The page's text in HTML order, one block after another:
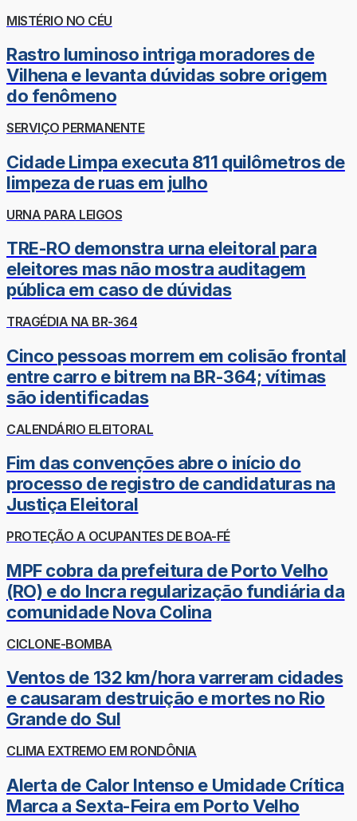
MISTÉRIO NO CÉU
Rastro luminoso intriga moradores de
Vilhena e levanta dúvidas sobre origem
do fenômeno
SERVIÇO PERMANENTE
Cidade Limpa executa 811 quilômetros de
limpeza de ruas em julho
URNA PARA LEIGOS
TRE-RO demonstra urna eleitoral para
eleitores mas não mostra auditagem
pública em caso de dúvidas
TRAGÉDIA NA BR-364
Cinco pessoas morrem em colisão frontal
entre carro e bitrem na BR-364; vítimas
são identificadas
CALENDÁRIO ELEITORAL
Fim das convenções abre o início do
processo de registro de candidaturas na
Justiça Eleitoral
PROTEÇÃO A OCUPANTES DE BOA-FÉ
MPF cobra da prefeitura de Porto Velho
(RO) e do Incra regularização fundiária da
comunidade Nova Colina
CICLONE-BOMBA
Ventos de 132 km/hora varreram cidades
e causaram destruição e mortes no Rio
Grande do Sul
CLIMA EXTREMO EM RONDÔNIA
Alerta de Calor Intenso e Umidade Crítica
Marca a Sexta-Feira em Porto Velho